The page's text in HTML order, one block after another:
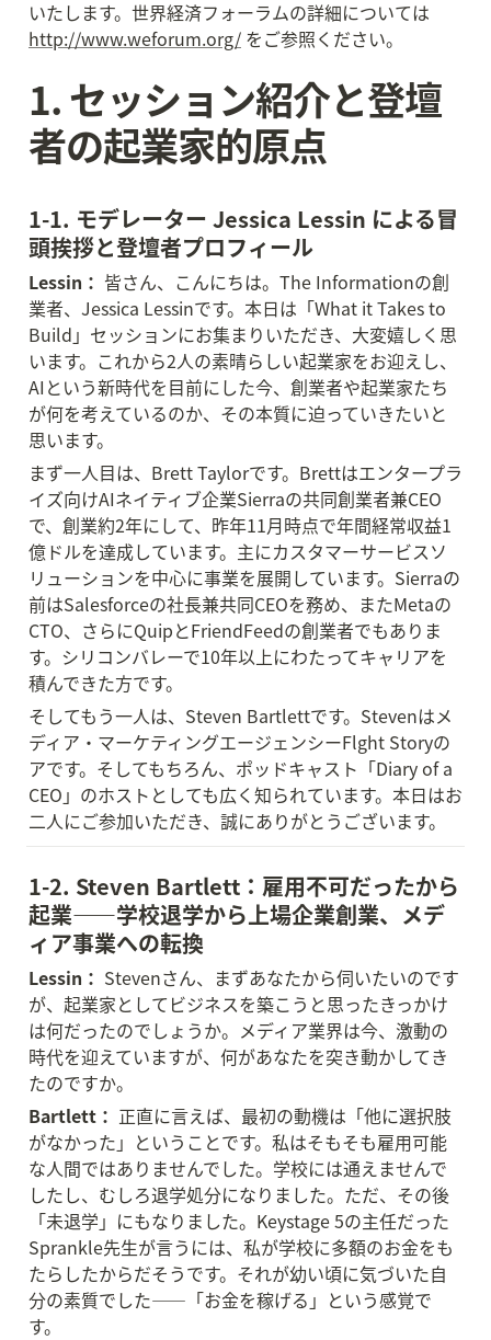
http://www.weforum.org/ をご参照ください。
1. セッション紹介と登壇
者の起業家的原点
1-1. モデレーター Jessica Lessin による冒
頭挨拶と登壇者プロフィール
Lessin： 皆さん、こんにちは。The Informationの創
業者、Jessica Lessinです。本日は「What it Takes to
Build」セッションにお集まりいただき、大変嬉しく思
います。これから2人の素晴らしい起業家をお迎えし、
AIという新時代を目前にした今、創業者や起業家たち
が何を考えているのか、その本質に迫っていきたいと
思います。
まず一人目は、Brett Taylorです。Brettはエンタープラ
イズ向けAIネイティブ企業Sierraの共同創業者兼CEO
で、創業約2年にして、昨年11月時点で年間経常収益1
億ドルを達成しています。主にカスタマーサービスソ
リューションを中心に事業を展開しています。Sierraの
前はSalesforceの社長兼共同CEOを務め、またMetaの
CTO、さらにQuipとFriendFeedの創業者でもありま
す。シリコンバレーで10年以上にわたってキャリアを
積んできた方です。
そしてもう一人は、Steven Bartlettです。Stevenはメ
ディア・マーケティングエージェンシーFlght Storyの
アです。そしてもちろん、ポッドキャスト「Diary of a
CEO」のホストとしても広く知られています。本日はお
二人にご参加いただき、誠にありがとうございます。
1-2. Steven Bartlett：雇用不可だったから
起業——学校退学から上場企業創業、メデ
ィア事業への転換
Lessin： Stevenさん、まずあなたから伺いたいのです
が、起業家としてビジネスを築こうと思ったきっかけ
は何だったのでしょうか。メディア業界は今、激動の
時代を迎えていますが、何があなたを突き動かしてき
たのですか。
Bartlett： 正直に言えば、最初の動機は「他に選択肢
がなかった」ということです。私はそもそも雇用可能
な人間ではありませんでした。学校には通えませんで
したし、むしろ退学処分になりました。ただ、その後
「未退学」にもなりました。Keystage 5の主任だった
Sprankle先生が言うには、私が学校に多額のお金をも
たらしたからだそうです。それが幼い頃に気づいた自
分の素質でした——「お金を稼げる」という感覚で
す。